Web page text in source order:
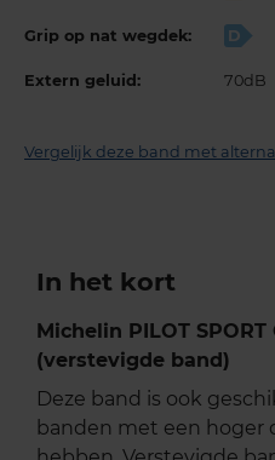
Grip op nat wegdek: D
Extern geluid: 70dB
Vergelijk deze band met
In het kort
Michelin PILOT
(verstevigde band)
Deze band is ook
banden met een hoger